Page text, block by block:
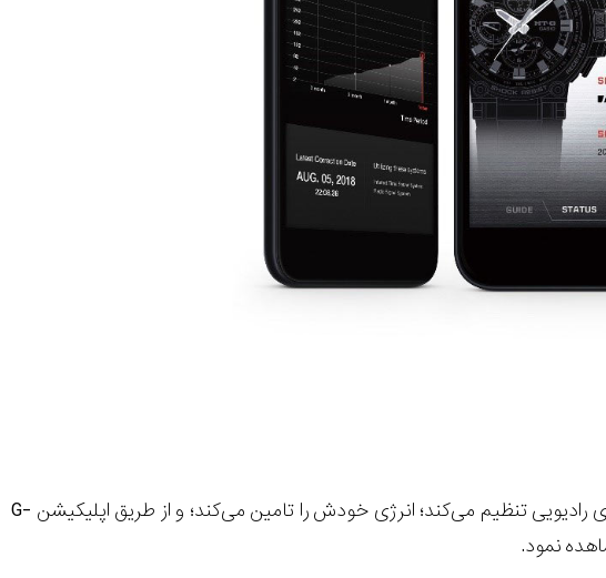
تنظیم می‌کند؛ انرژی خودش را تامین می‌کند؛ و از طریق اپلیکیشن G-
نمود.